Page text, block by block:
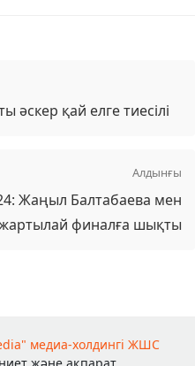
әскер қай елге тиесілі
Алдынғы
Жаңыл Балтабаева мен
финалға шықты
медиа-холдингі ЖШС